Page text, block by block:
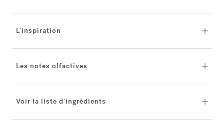
L'inspiration
Les notes olfactives
Voir la liste d'ingrédients